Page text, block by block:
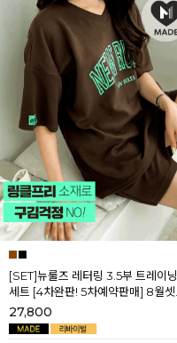
[SET]뉴룰즈 레터링 3.5부 트레이닝
세트 [4차완판! 5차예약판매] 8월셋
째주 순차배송
27,800